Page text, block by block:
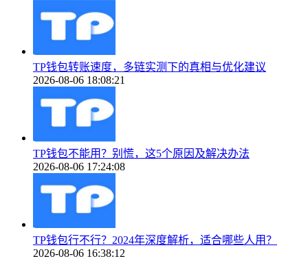
TP钱包转账速度，多链实测下的真相与优化建议
2026-08-06 18:08:21
TP钱包不能用？别慌，这5个原因及解决办法
2026-08-06 17:24:08
TP钱包行不行？2024年深度解析，适合哪些人用？
2026-08-06 16:38:12